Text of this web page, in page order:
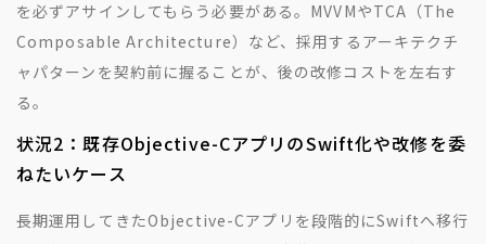
を必ずアサインしてもらう必要がある。MVVMやTCA（The
Composable Architecture）など、採用するアーキテクチ
ャパターンを契約前に握ることが、後の改修コストを左右す
る。
状況2：既存Objective-CアプリのSwift化や改修を委
ねたいケース
長期運用してきたObjective-Cアプリを段階的にSwiftへ移行